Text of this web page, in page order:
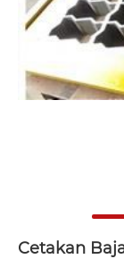
Cetakan